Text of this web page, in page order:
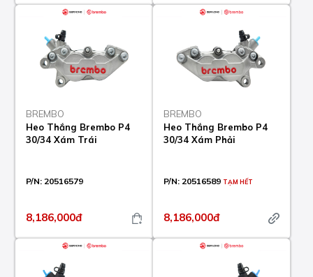
BREMBO
Heo Thắng Brembo P4
30/34 Xám Trái
P/N: 20516579
8,186,000đ
BREMBO
Heo Thắng Brembo P4
30/34 Xám Phải
P/N: 20516589 TẠM HẾT
8,186,000đ